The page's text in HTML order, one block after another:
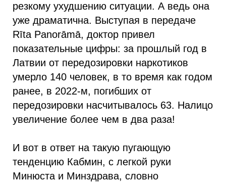
резкому ухудшению ситуации. А ведь она
уже драматична. Выступая в передаче
Rīta Panorāmā, доктор привел
показательные цифры: за прошлый год в
Латвии от передозировки наркотиков
умерло 140 человек, в то время как годом
ранее, в 2022-м, погибших от
передозировки насчитывалось 63. Налицо
увеличение более чем в два раза!
И вот в ответ на такую пугающую
тенденцию Кабмин, с легкой руки
Минюста и Минздрава, словно